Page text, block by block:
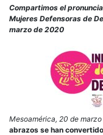
Compartimos el
Mujeres Defensoras de
marzo de 2020
Mesoamérica, 20 de
abrazos se han